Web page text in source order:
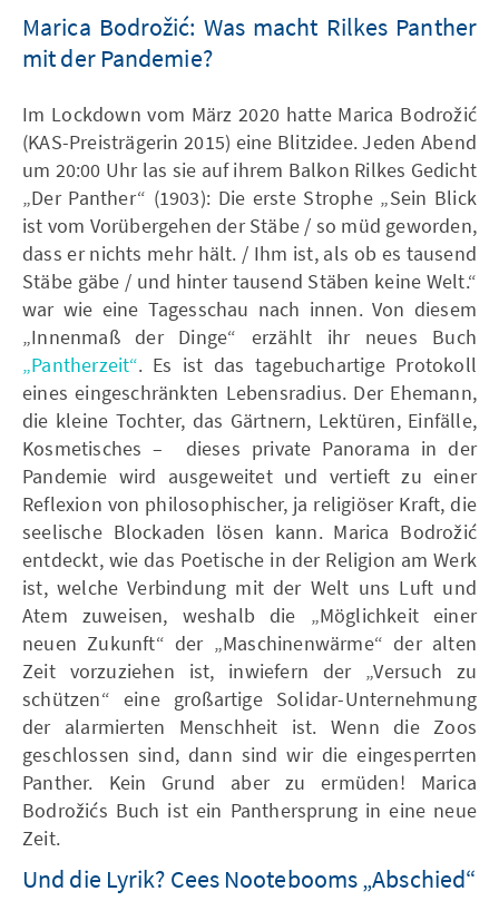
Marica Bodrožić: Was macht Rilkes Panther
mit der Pandemie?
Im Lockdown vom März 2020 hatte Marica Bodrožić
(KAS-Preisträgerin 2015) eine Blitzidee. Jeden Abend
um 20:00 Uhr las sie auf ihrem Balkon Rilkes Gedicht
„Der Panther“ (1903): Die erste Strophe „Sein Blick
ist vom Vorübergehen der Stäbe / so müd geworden,
dass er nichts mehr hält. / Ihm ist, als ob es tausend
Stäbe gäbe / und hinter tausend Stäben keine Welt.“
war wie eine Tagesschau nach innen. Von diesem
„Innenmaß der Dinge“ erzählt ihr neues Buch
„Pantherzeit“. Es ist das tagebuchartige Protokoll
eines eingeschränkten Lebensradius. Der Ehemann,
die kleine Tochter, das Gärtnern, Lektüren, Einfälle,
Kosmetisches – dieses private Panorama in der
Pandemie wird ausgeweitet und vertieft zu einer
Reflexion von philosophischer, ja religiöser Kraft, die
seelische Blockaden lösen kann. Marica Bodrožić
entdeckt, wie das Poetische in der Religion am Werk
ist, welche Verbindung mit der Welt uns Luft und
Atem zuweisen, weshalb die „Möglichkeit einer
neuen Zukunft“ der „Maschinenwärme“ der alten
Zeit vorzuziehen ist, inwiefern der „Versuch zu
schützen“ eine großartige Solidar-Unternehmung
der alarmierten Menschheit ist. Wenn die Zoos
geschlossen sind, dann sind wir die eingesperrten
Panther. Kein Grund aber zu ermüden! Marica
Bodrožićs Buch ist ein Panthersprung in eine neue
Zeit.
Und die Lyrik? Cees Nootebooms „Abschied“